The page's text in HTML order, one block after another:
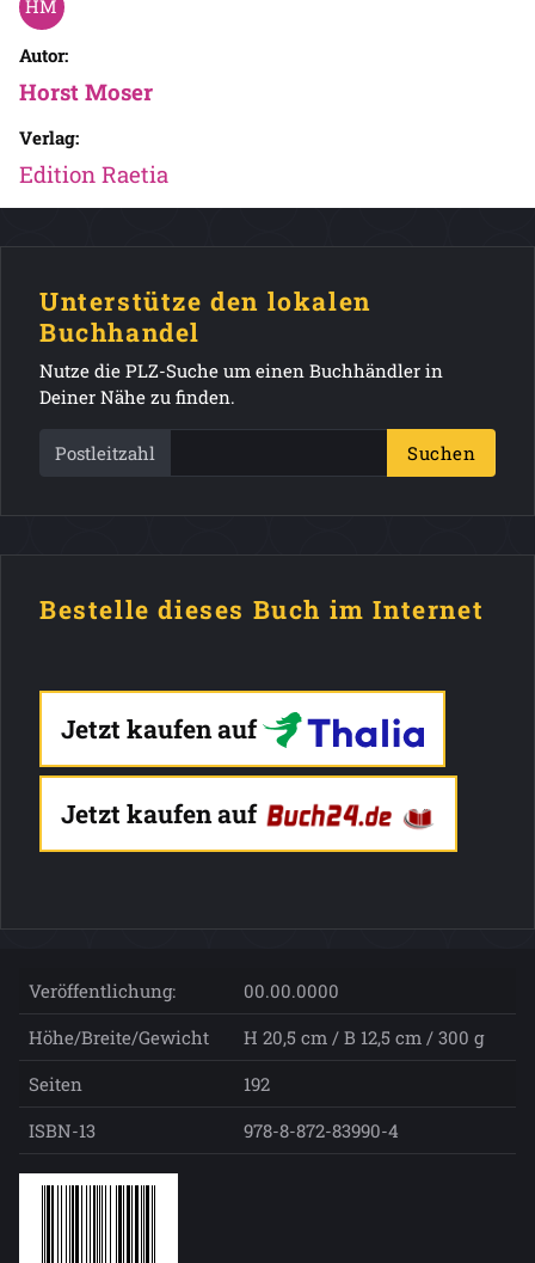
Autor:
Horst Moser
Verlag:
Edition Raetia
Unterstütze den lokalen
Buchhandel
Nutze die PLZ-Suche um einen Buchhändler in
Deiner Nähe zu finden.
Postleitzahl Suchen
Bestelle dieses Buch im Internet
Jetzt kaufen auf
Jetzt kaufen auf
Veröffentlichung:
00.00.0000
Höhe/Breite/Gewicht
H 20,5 cm / B 12,5 cm / 300 g
Seiten
192
ISBN-13
978-8-872-83990-4